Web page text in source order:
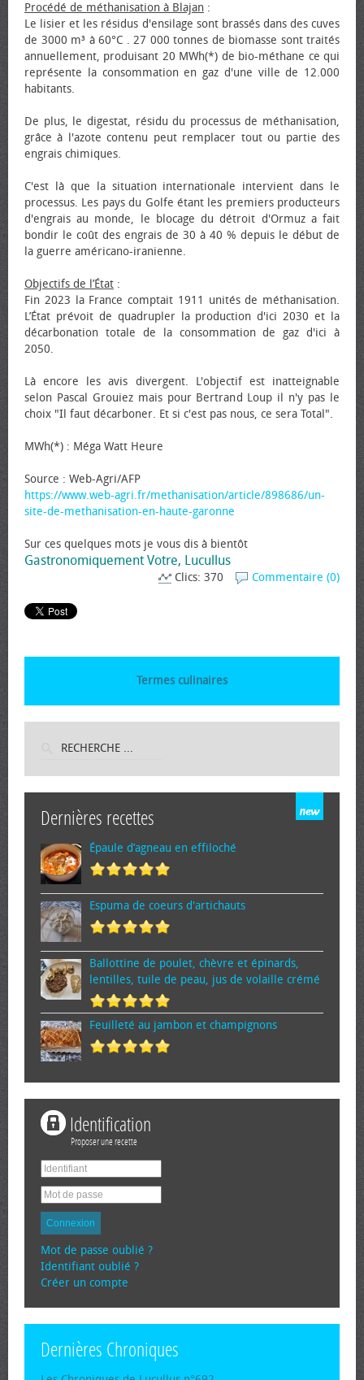
Procédé de méthanisation à Blajan :
Le lisier et les résidus d'ensilage sont brassés dans des cuves
de 3000 m³ à 60°C . 27 000 tonnes de biomasse sont traités
annuellement, produisant 20 MWh(*) de bio-méthane ce qui
représente la consommation en gaz d'une ville de 12.000
habitants.
De plus, le digestat, résidu du processus de méthanisation,
grâce à l'azote contenu peut remplacer tout ou partie des
engrais chimiques.
C'est là que la situation internationale intervient dans le
processus. Les pays du Golfe étant les premiers producteurs
d'engrais au monde, le blocage du détroit d'Ormuz a fait
bondir le coût des engrais de 30 à 40 % depuis le début de
la guerre américano-iranienne.
Objectifs de l’État :
Fin 2023 la France comptait 1911 unités de méthanisation.
L’État prévoit de quadrupler la production d'ici 2030 et la
décarbonation totale de la consommation de gaz d'ici à
2050.
Là encore les avis divergent. L'objectif est inatteignable
selon Pascal Grouiez mais pour Bertrand Loup il n'y pas le
choix "Il faut décarboner. Et si c'est pas nous, ce sera Total".
MWh(*) : Méga Watt Heure
Source : Web-Agri/AFP
https://www.web-agri.fr/methanisation/article/898686/un-
site-de-methanisation-en-haute-garonne
Sur ces quelques mots je vous dis à bientôt
Gastronomiquement Votre, Lucullus
Commentaire (0)
Clics: 370
Termes culinaires
Dernières recettes
Épaule d’agneau en effiloché
Espuma de cœurs d'artichauts
Ballottine de poulet, chèvre et épinards,
lentilles, tuile de peau, jus de volaille crémé
Feuilleté au jambon et champignons
Identification
Proposer une recette
Connexion
Mot de passe oublié ?
Identifiant oublié ?
Créer un compte
Dernières Chroniques